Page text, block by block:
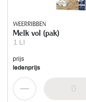
WEERRIBBEN
1 LI
Melk vol (pak)
prijs
ledenprijs